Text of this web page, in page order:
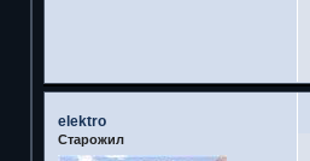
elektro
Старожил